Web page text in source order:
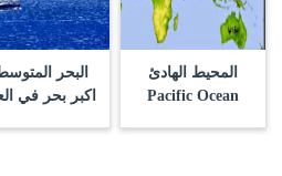
المحيط الهادئ
Pacific Ocean
البحر
اكبر بحر في